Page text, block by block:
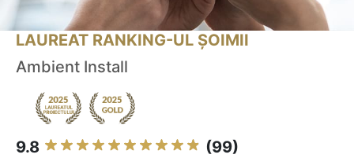
LAUREAT RANKING-UL ȘOIMII
Ambient Install
9.8 (99)